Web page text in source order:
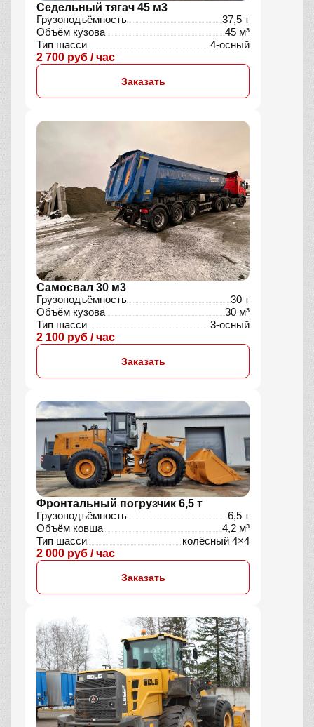
Седельный тягач 45 м3
Грузоподъёмность
37,5 т
Объём кузова
45 м³
Тип шасси
4-осный
2 700 руб / час
Заказать
Самосвал 30 м3
Грузоподъёмность
30 т
Объём кузова
30 м³
Тип шасси
3-осный
2 100 руб / час
Заказать
Фронтальный погрузчик 6,5 т
Грузоподъёмность
6,5 т
Объём ковша
4,2 м³
Тип шасси
колёсный 4×4
2 000 руб / час
Заказать